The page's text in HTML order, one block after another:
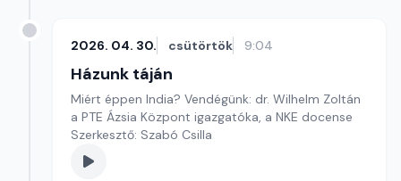
2026. 04. 30. csütörtök 9:04
Házunk táján
Miért éppen India? Vendégünk: dr. Wilhelm Zoltán
a PTE Ázsia Központ igazgatóka, a NKE docense
Szerkesztő: Szabó Csilla